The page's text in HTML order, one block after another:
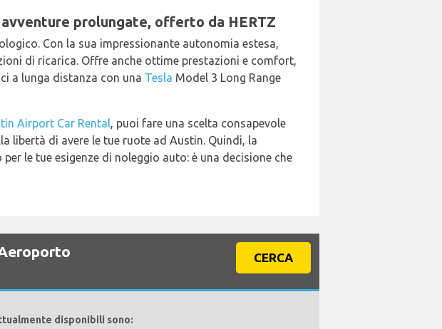
prolungate, offerto da HERTZ
Con la sua impressionante autonomia estesa,
di ricarica. Offre anche ottime prestazioni e comfort,
a lunga distanza con una Tesla Model 3 Long Range
Airport Car Rental, puoi fare una scelta consapevole
libertà di avere le tue ruote ad Austin. Quindi, la
le tue esigenze di noleggio auto: è una decisione che
CERCA
disponibili sono: